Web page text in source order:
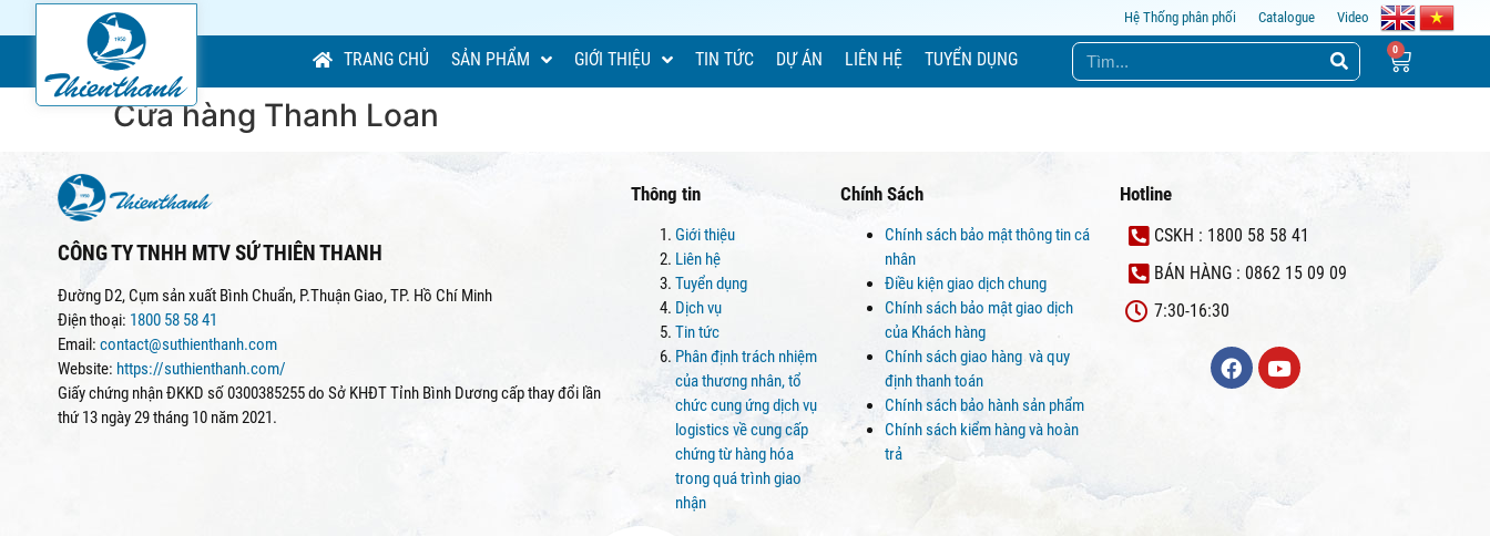
Hệ Thống phân phối Catalogue Video
TRANG CHỦ SẢN PHẨM GIỚI THIỆU TIN TỨC DỰ ÁN LIÊN HỆ TUYỂN DỤNG
Cửa hàng Thanh Loan
CÔNG TY TNHH MTV SỨ THIÊN THANH
Đường D2, Cụm sản xuất Bình Chuẩn, P.Thuận Giao, TP. Hồ Chí Minh
Điện thoại: 1800 58 58 41
Email: contact@suthienthanh.com
Website: https://suthienthanh.com/
Giấy chứng nhận ĐKKD số 0300385255 do Sở KHĐT Tỉnh Bình Dương cấp thay đổi lần
thứ 13 ngày 29 tháng 10 năm 2021.
Thông tin
Giới thiệu
Liên hệ
Tuyển dụng
Dịch vụ
Tin tức
Phân định trách nhiệm
của thương nhân, tổ
chức cung ứng dịch vụ
logistics về cung cấp
chứng từ hàng hóa
trong quá trình giao
nhận
Chính Sách
Chính sách bảo mật thông tin cá
nhân
Điều kiện giao dịch chung
Chính sách bảo mật giao dịch
của Khách hàng
Chính sách giao hàng và quy
định thanh toán
Chính sách bảo hành sản phẩm
Chính sách kiểm hàng và hoàn
trả
Hotline
CSKH : 1800 58 58 41
BÁN HÀNG : 0862 15 09 09
7:30-16:30